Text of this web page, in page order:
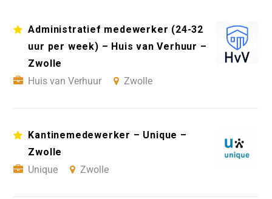
Administratief medewerker (24-32
uur per week) – Huis van Verhuur –
Zwolle
Huis van Verhuur
Zwolle
Kantinemedewerker – Unique –
Zwolle
Unique
Zwolle